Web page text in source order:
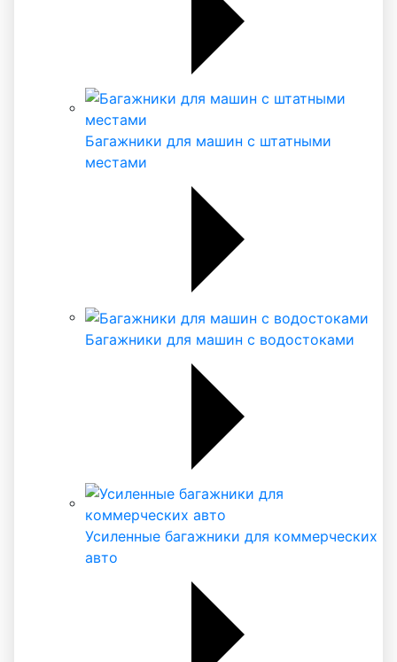
Багажники для машин с штатными
местами
Багажники для машин с водостоками
Усиленные багажники для коммерческих
авто